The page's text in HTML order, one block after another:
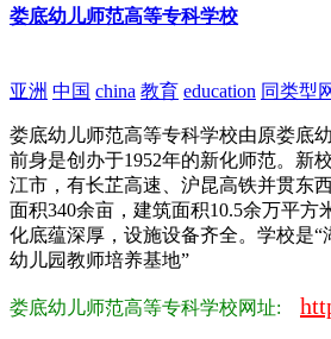
娄底幼儿师范高等专科学校
亚洲 中国 china 教育 education 同类型
娄底幼儿师范高等专科学校由原娄底
前身是创办于1952年的新化师范。新
江市，有长芷高速、沪昆高铁并贯东
面积340余亩，建筑面积10.5余万平方
化底蕴深厚，设施设备齐全。学校是“
幼儿园教师培养基地”
娄底幼儿师范高等专科学校网址: